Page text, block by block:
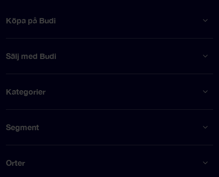
Köpa på Budi
Sälj med Budi
Kategorier
Segment
Orter